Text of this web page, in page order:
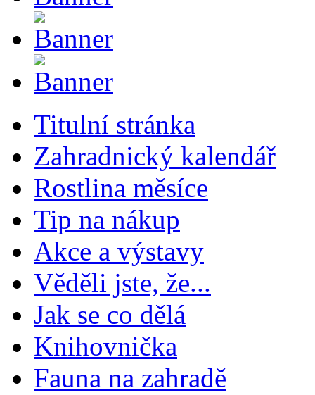
Titulní stránka
Zahradnický kalendář
Rostlina měsíce
Tip na nákup
Akce a výstavy
Věděli jste, že...
Jak se co dělá
Knihovnička
Fauna na zahradě